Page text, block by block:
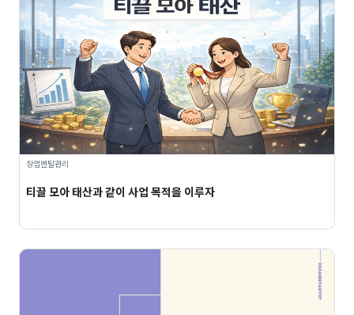
창업멘탈관리
티끌 모아 태산과 같이 사업 목적을 이루자